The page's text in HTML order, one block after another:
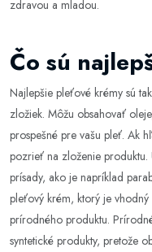
zdravou a mladou.
Čo sú
Najlepšie pleťové krémy sú
zložiek. Môžu obsahovať
prospešné pre vašu pleť. Ak
pozrieť na zloženie produktu.
prísady, ako je napríklad
pleťový krém, ktorý je
prírodného produktu.
syntetické produkty, pretože